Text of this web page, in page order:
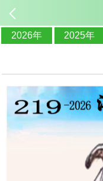
2026年 2025年